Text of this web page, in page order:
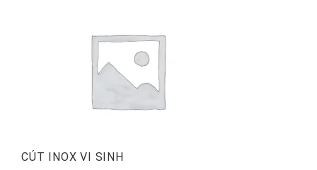
CÚT INOX VI SINH